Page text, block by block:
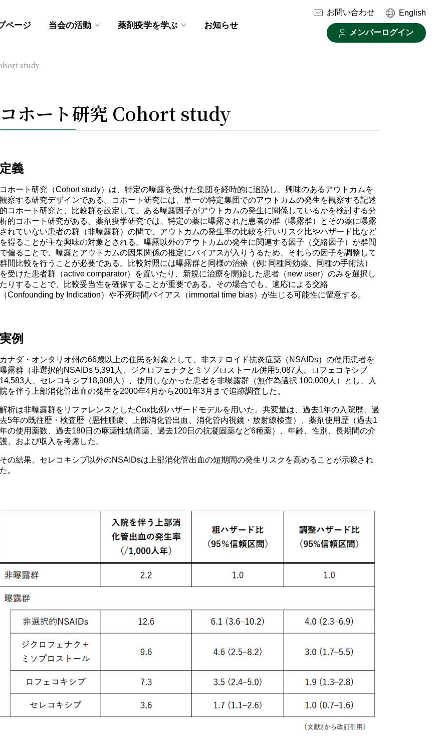
ページ 当会の活動 薬剤疫学を学ぶ お知らせ
お問い合わせ English
メンバーログイン
study
コホート研究 Cohort study
定義
コホート研究 （Cohort study）は、特定の曝露を受けた集団を経時的に追跡し、興味のあるアウトカムを
観察する研究デザインである。コホート研究には、単一の特定集団でのアウトカムの発生を観察する記述
的コホート研究と、比較群を設定して、ある曝露因子がアウトカムの発生に関係しているかを検討する分
析的コホート研究がある。薬剤疫学研究では、特定の薬に曝露された患者の群（曝露群）とその薬に曝露
されていない患者の群（非曝露群）の間で、アウトカムの発生率の比較を行いリスク比やハザード比など
を得ることが主な興味の対象とされる。曝露以外のアウトカムの発生に関連する因子（交絡因子）が群間
で偏ることで、曝露とアウトカムの因果関係の推定にバイアスが入りうるため、それらの因子を調整して
群間比較を行うことが必要である。比較対照には曝露群と同様の治療（例: 同種同効薬、同種の手術法）
を受けた患者群（active comparator）を置いたり、新規に治療を開始した患者（new user）のみを選択し
たりすることで、比較妥当性を確保することが重要である。その場合でも、適応による交絡
（Confounding by Indication）や不死時間バイアス（immortal time bias）が生じる可能性に留意する。
実例
カナダ・オンタリオ州の66歳以上の住民を対象として、非ステロイド抗炎症薬（NSAIDs）の使用患者を
曝露群（非選択的NSAIDs 5,391人、ジクロフェナクとミソプロストール併用5,087人、ロフェコキシブ
14,583人、セレコキシブ18,908人）、使用しなかった患者を非曝露群（無作為選択 100,000人）とし、入
院を伴う上部消化管出血の発生を2000年4月から2001年3月まで追跡調査した。
解析は非曝露群をリファレンスとしたCox比例ハザードモデルを用いた。共変量は、過去1年の入院歴、過
去5年の既往歴・検査歴（悪性腫瘍、上部消化管出血、消化管内視鏡・放射線検査）、薬剤使用歴（過去1
年の使用薬数、過去180日の麻薬性鎮痛薬、過去120日の抗凝固薬など6種薬）、年齢、性別、長期間の介
護、および収入を考慮した。
その結果、セレコキシブ以外のNSAIDsは上部消化管出血の短期間の発生リスクを高めることが示唆され
た。